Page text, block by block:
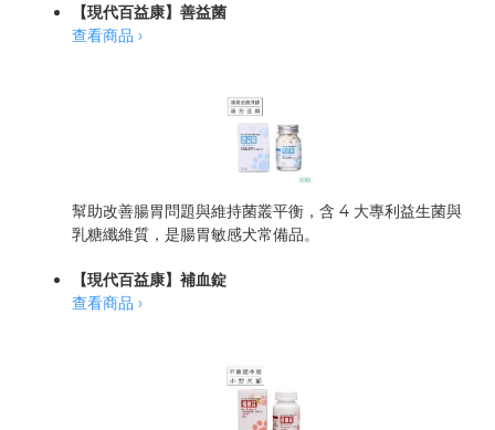
【現代百益康】善益菌
查看商品 ›
幫助改善腸胃問題與維持菌叢平衡，含 4 大專利益生菌與
乳糖纖維質，是腸胃敏感犬常備品。
【現代百益康】補血錠
查看商品 ›